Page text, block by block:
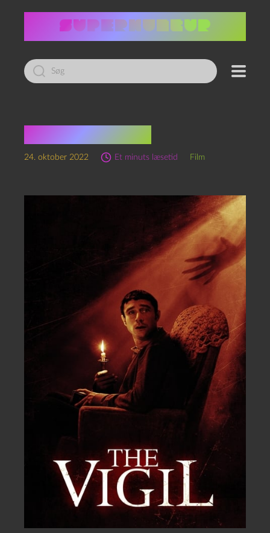
Led
efter:
The vigil (2020)
24. oktober 2022 Et minuts læsetid Film